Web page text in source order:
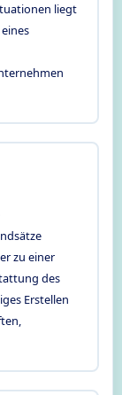
liegt
zu einer
des
Erstellen